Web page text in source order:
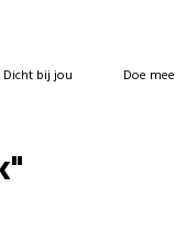
Dicht bij jou Doe mee